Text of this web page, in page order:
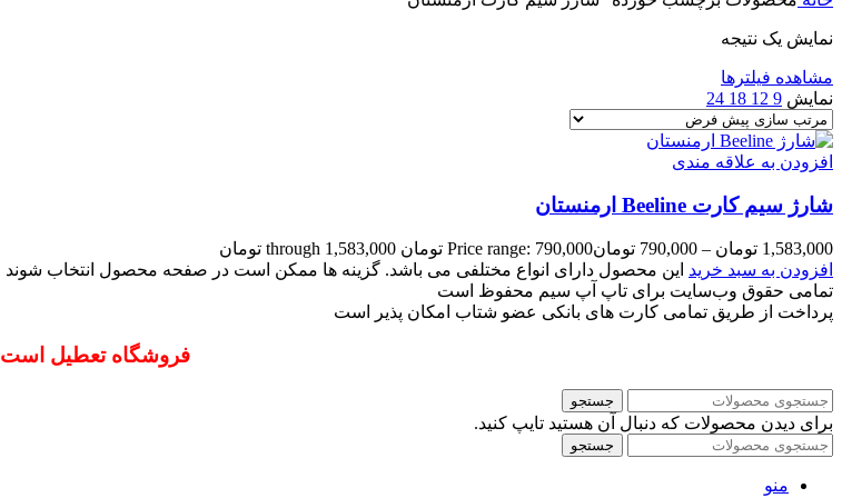
نمایش یک نتیجه
مشاهده فیلترها
نمایش 9
12
18
24
افزودن به علاقه مندی
شارژ سیم کارت Beeline ارمنستان
1,583,000 تومان –
790,000 تومانPrice range: 790,000 تومان through 1,583,000 تومان
افزودن به سبد خرید این محصول دارای انواع مختلفی می باشد. گزینه ها ممکن است در صفحه محصول انتخاب شوند
تمامی حقوق وب‌سایت برای تاپ آپ سیم محفوظ است
پرداخت از طریق تمامی کارت های بانکی عضو شتاب امکان پذیر است
فروشگاه تعطیل است
جستجو
برای دیدن محصولات که دنبال آن هستید تایپ کنید.
جستجو
منو